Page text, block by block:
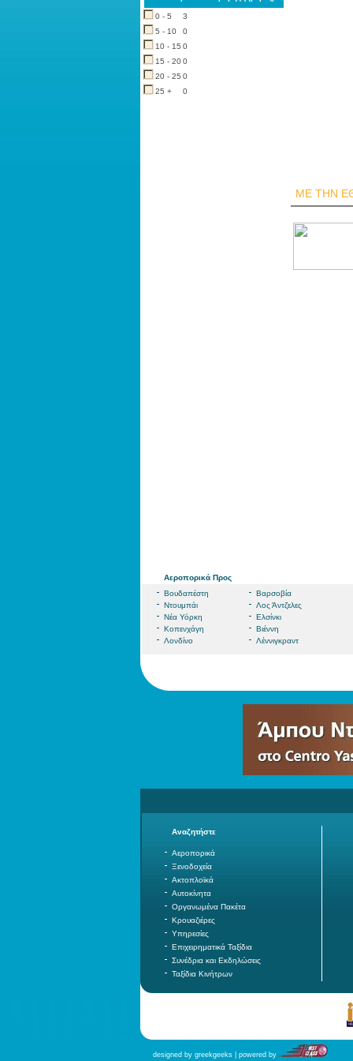
0 - 5
3
5 - 10
0
10 - 15 0
15 - 200
20 - 25 0
25 +
0
ΜΕ ΤΗΝ
Αεροπορικά Προς
Βουδαπέστη
Βαρσοβία
Ντουμπάι
Λος Άντζελες
Νέα Υόρκη
Ελσίνκι
Κοπενχάγη
Βιέννη
Λονδίνο
Λέννιγκραντ
Αναζητήστε
Αεροπορικά
Ξενοδοχεία
Ακτοπλοϊκά
Αυτοκίνητα
Οργανωμένα Πακέτα
Κρουαζιέρες
Υπηρεσίες
Επιχειρηματικά Ταξίδια
Συνέδρια και Εκδηλώσεις
Ταξίδια Κινήτρων
designed by greekgeeks | powered by